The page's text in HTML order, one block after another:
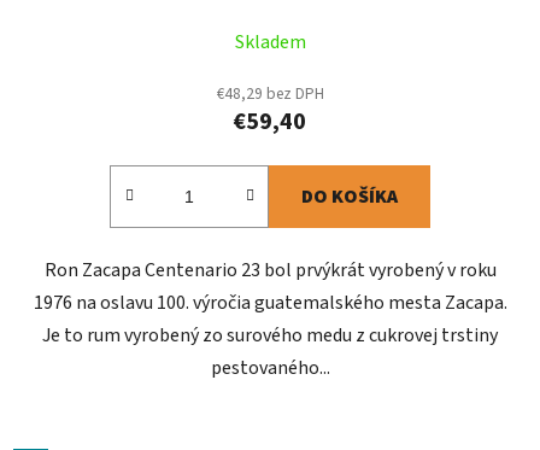
Skladem
€48,29 bez DPH
€59,40
DO KOŠÍKA
Ron Zacapa Centenario 23 bol prvýkrát vyrobený v roku
1976 na oslavu 100. výročia guatemalského mesta Zacapa.
Je to rum vyrobený zo surového medu z cukrovej trstiny
pestovaného...